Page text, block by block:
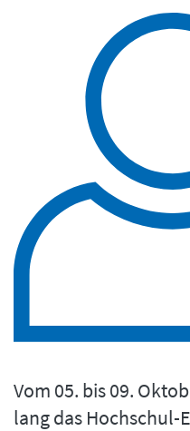
Vom 05. bis 09.
lang das Hochschul-